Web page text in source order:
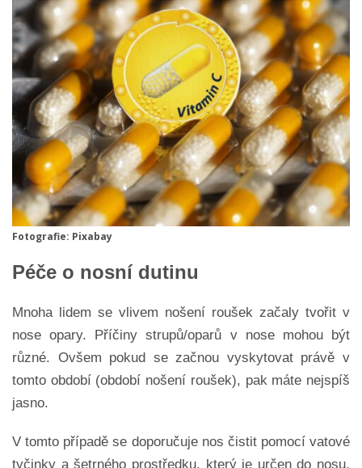
Fotografie: Pixabay
Péče o nosní dutinu
Mnoha lidem se vlivem nošení roušek začaly tvořit v
nose opary. Příčiny strupů/oparů v nose mohou být
různé. Ovšem pokud se začnou vyskytovat právě v
tomto období (období nošení roušek), pak máte nejspíš
jasno.
V tomto případě se doporučuje nos čistit pomocí vatové
tyčinky a šetrného prostředku, který je určen do nosu.